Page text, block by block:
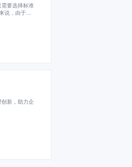
要选择标准
，由于人
新，助力企